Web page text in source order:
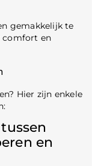
gemakkelijk te
comfort en
Hier zijn enkele
en